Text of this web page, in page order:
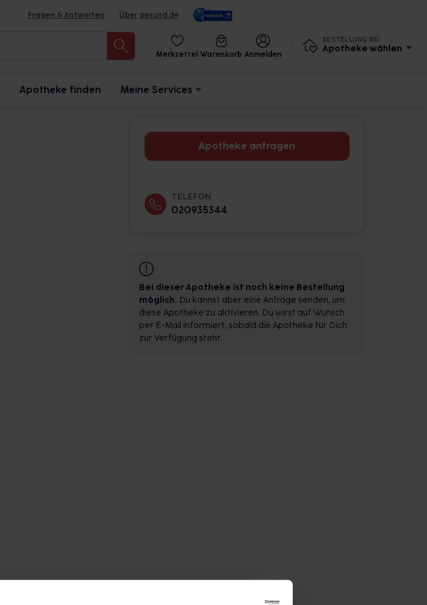
Fragen & Antworten Über gesund.de
Merkzettel Warenkorb Anmelden
BESTELLUNG BEI
Apotheke wählen
Apotheke finden Meine Services
Apotheke anfragen
TELEFON
020935344
Bei dieser Apotheke ist noch keine Bestellung
möglich. Du kannst aber eine Anfrage senden, um
diese Apotheke zu aktivieren. Du wirst auf Wunsch
per E-Mail informiert, sobald die Apotheke für Dich
zur Verfügung steht.